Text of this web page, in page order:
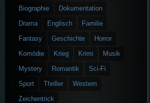
Biographie
Dokumentation
Drama
Englisch
Familie
Fantasy
Geschichte
Horror
Komödie
Krieg Krimi
Musik
Mystery
Romantik
Sci-Fi
Sport
Thriller
Western
Zeichentrick